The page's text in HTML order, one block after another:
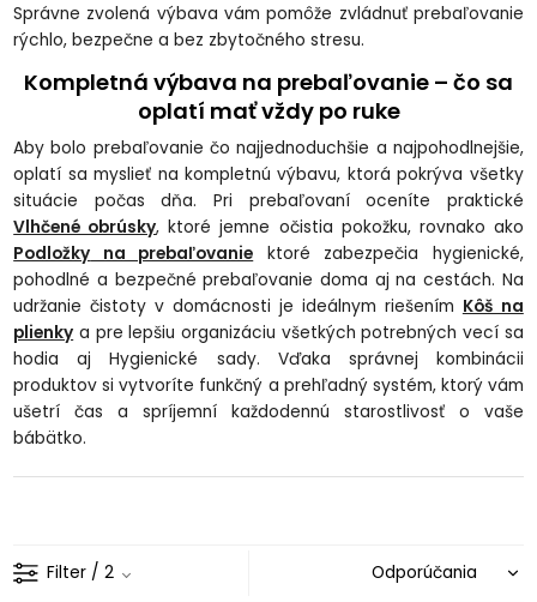
Správne zvolená výbava vám pomôže zvládnuť prebaľovanie
rýchlo, bezpečne a bez zbytočného stresu.
Kompletná výbava na prebaľovanie – čo sa
oplatí mať vždy po ruke
Aby bolo prebaľovanie čo najjednoduchšie a najpohodlnejšie,
oplatí sa myslieť na kompletnú výbavu, ktorá pokrýva všetky
situácie počas dňa. Pri prebaľovaní oceníte praktické
Vlhčené obrúsky, ktoré jemne očistia pokožku, rovnako ako
Podložky na prebaľovanie ktoré zabezpečia hygienické,
pohodlné a bezpečné prebaľovanie doma aj na cestách. Na
udržanie čistoty v domácnosti je ideálnym riešením Kôš na
plienky a pre lepšiu organizáciu všetkých potrebných vecí sa
hodia aj Hygienické sady. Vďaka správnej kombinácii
produktov si vytvoríte funkčný a prehľadný systém, ktorý vám
ušetrí čas a spríjemní každodennú starostlivosť o vaše
bábätko.
Filter / 2